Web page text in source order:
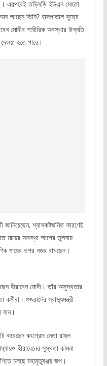
এরপরেই তড়িঘড়ি ইউএন মেহতা
আছেন তিনি? হাসপাতাল সূত্রে
মোদীর শারীরিক অবস্থার উন্নতি
হতে পারে।
জানিয়েছেন, শ্বাসকষ্টজনিত কারণেই
মায়ের অবস্থা আগের তুলনায়
মায়ের ওপর নজর রাখছেন।
হীরাবেন মোদী। তাঁর অসুস্থতার
গুজরাটের স্বাস্থ্যমন্ত্রী
যান।
করেছেন কংগ্রেস নেতা রাহুল
হীরাবেনের সুস্থতা কামনা
চলছে মহামৃত্যুঞ্জয় জপ।